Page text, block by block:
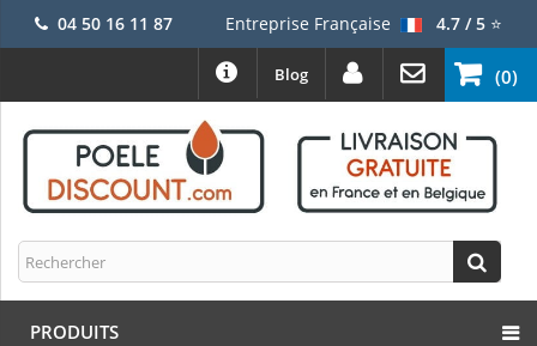
04 50 16 11 87 Entreprise Française 4.7 / 5⭐
(0)
Blog
PRODUITS